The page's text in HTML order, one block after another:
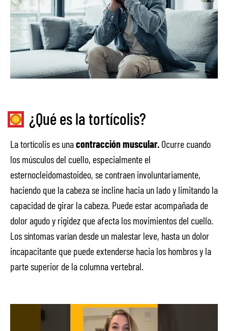
¿Qué es la tortícolis?
La tortícolis es unacontracción muscular. Ocurre cuando
los músculos del cuello, especialmente el
esternocleidomastoideo, se contraen involuntariamente,
haciendo que la cabeza se incline hacia un lado y limitando la
capacidad de girar la cabeza. Puede estar acompañada de
dolor agudo y rigidez que afecta los movimientos del cuello.
Los síntomas varían desde un malestar leve, hasta un dolor
incapacitante que puede extenderse hacia los hombros y la
parte superior de la columna vertebral.